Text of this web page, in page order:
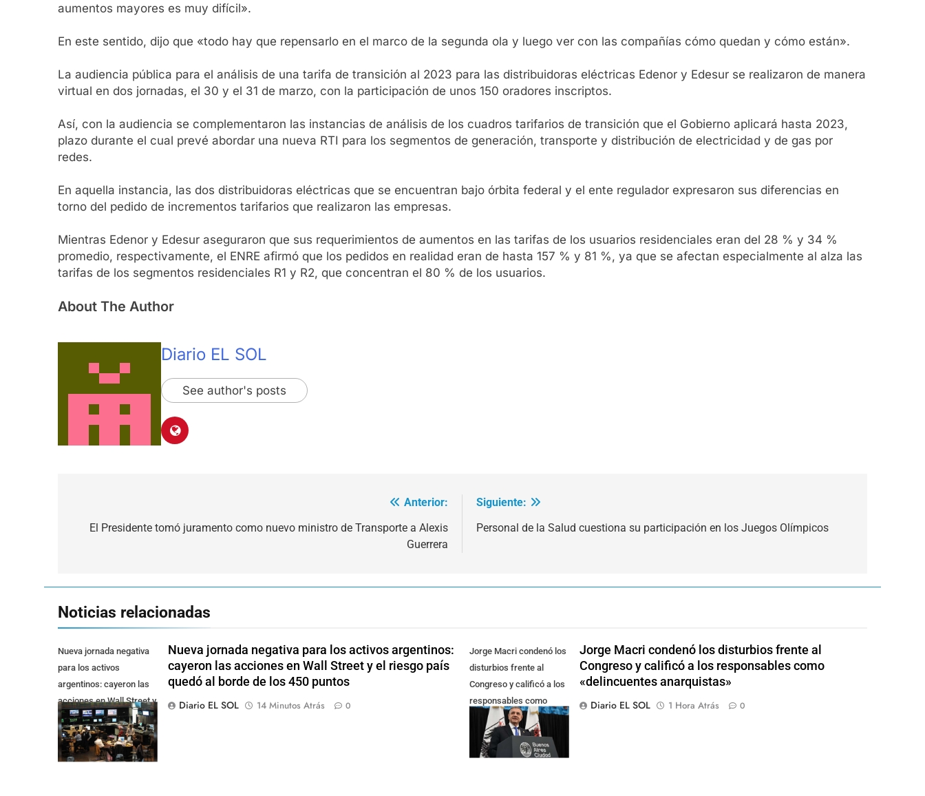
aumentos mayores es muy difícil».
En este sentido, dijo que «todo hay que repensarlo en el marco de la segunda ola y luego ver con las compañías cómo quedan y cómo están».
La audiencia pública para el análisis de una tarifa de transición al 2023 para las distribuidoras eléctricas Edenor y Edesur se realizaron de manera
virtual en dos jornadas, el 30 y el 31 de marzo, con la participación de unos 150 oradores inscriptos.
Así, con la audiencia se complementaron las instancias de análisis de los cuadros tarifarios de transición que el Gobierno aplicará hasta 2023,
plazo durante el cual prevé abordar una nueva RTI para los segmentos de generación, transporte y distribución de electricidad y de gas por
redes.
En aquella instancia, las dos distribuidoras eléctricas que se encuentran bajo órbita federal y el ente regulador expresaron sus diferencias en
torno del pedido de incrementos tarifarios que realizaron las empresas.
Mientras Edenor y Edesur aseguraron que sus requerimientos de aumentos en las tarifas de los usuarios residenciales eran del 28 % y 34 %
promedio, respectivamente, el ENRE afirmó que los pedidos en realidad eran de hasta 157 % y 81 %, ya que se afectan especialmente al alza las
tarifas de los segmentos residenciales R1 y R2, que concentran el 80 % de los usuarios.
About The Author
Diario EL SOL
See author's posts
Anterior:
El Presidente tomó juramento como nuevo ministro de Transporte a Alexis
Guerrera
Siguiente:
Personal de la Salud cuestiona su participación en los Juegos Olímpicos
Noticias relacionadas
Nueva jornada negativa
para los activos
argentinos: cayeron las
acciones en Wall Street y
el riesgo país quedó al
borde de los 450 punt
Nueva jornada negativa para los activos argentinos:
cayeron las acciones en Wall Street y el riesgo país
quedó al borde de los 450 puntos
Diario EL SOL
14 Minutos Atrás 0
Jorge Macri condenó los
disturbios frente al
Congreso y calificó a los
responsables como
"delincuentes
anarquistas"
Jorge Macri condenó los disturbios frente al
Congreso y calificó a los responsables como
«delincuentes anarquistas»
Diario EL SOL
1 Hora Atrás 0